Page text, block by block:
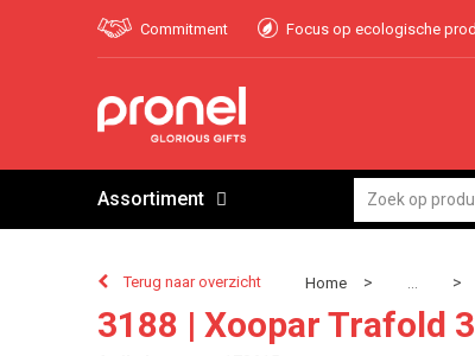
Commitment Focus op ecologische
Assortiment
Terug naar overzicht Home > ... >
3188 | Xoopar Trafold